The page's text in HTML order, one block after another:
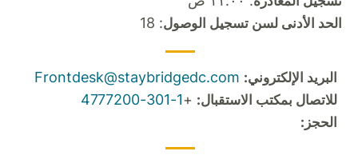
الحد الأدنى لسن تسجيل الوصول: 18
البريد الإلكتروني: Frontdesk@staybridgedc.com
للاتصال بمكتب الاستقبال: +
1-301-4777200
الحجز: